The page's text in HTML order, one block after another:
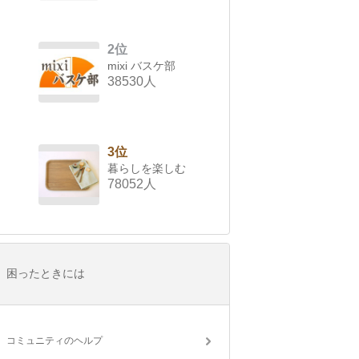
2位
mixi バスケ部
38530人
3位
暮らしを楽しむ
78052人
困ったときには
コミュニティのヘルプ